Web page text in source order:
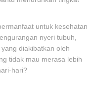
untuk kesehatan
nyeri tubuh,
diakibatkan oleh
tidak mau merasa lebih
hari?